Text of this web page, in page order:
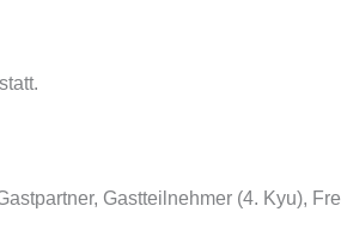
Gastteilnehmer (4. Kyu),